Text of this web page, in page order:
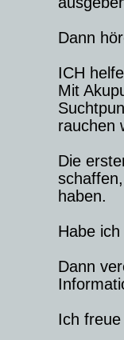
Dann
ICH
Mit
rauchen
Die
haben.
Habe
Dann
Ich